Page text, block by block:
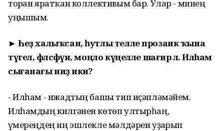
торған яратҡан коллективым бар. Улар - минең
уңышым.
► Һеҙ халыҡсан, һутлы телле прозаик ҡына
түгел, фәлсәфәүи, моңло күңелле шағирә лә. Илһам
сығанағы ниҙә икән?
- Илһам - ижадтың башы тип иҫәпләмәйем.
Илһамдың килгәнен көтөп ултырһаң,
ғүмереңдең иң эшлекле мәлдәрен уҙғарып